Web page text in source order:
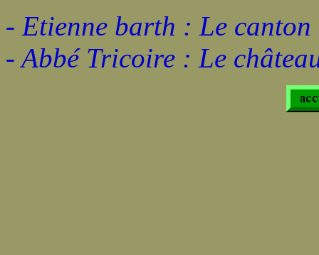
- Etienne barth : Le canton
- Abbé Tricoire : Le